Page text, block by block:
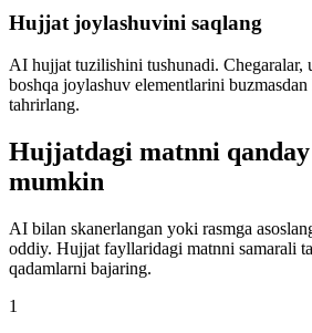
Hujjat joylashuvini saqlang
AI hujjat tuzilishini tushunadi. Chegaralar,
boshqa joylashuv elementlarini
tahrirlang.
Hujjatdagi matnni
mumkin
AI bilan skanerlangan yoki rasmga
oddiy. Hujjat fayllaridagi matnni samarali
qadamlarni bajaring.
1